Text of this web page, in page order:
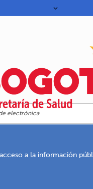
acceso a la información